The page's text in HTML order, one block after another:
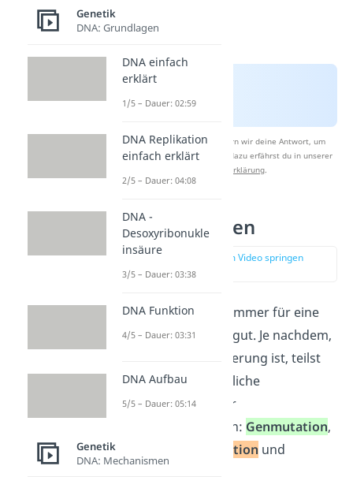
Nach Beantwortung speichern wir deine Antwort, um
Studyflix zu verbessern. Mehr dazu erfährst du in unserer
Datenschutzerklärung
Mutationsarten
zur Stelle im Video springen
(01:35)
Mutationen sorgen immer für eine
Veränderung im Erbgut. Je nachdem,
wie groß die Veränderung ist, teilst
du in drei grundsätzliche
Mutationsarten oder
Mutationsformen ein: Genmutation,
Chromosomenmutation und
Genetik
DNA: Grundlagen
DNA einfach
erklärt
1/5 – Dauer: 02:59
DNA Replikation
einfach erklärt
2/5 – Dauer: 04:08
DNA -
Desoxyribonukle
insäure
3/5 – Dauer: 03:38
DNA Funktion
4/5 – Dauer: 03:31
DNA Aufbau
5/5 – Dauer: 05:14
Genetik
DNA: Mechanismen